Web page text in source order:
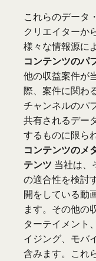
これらのデータ
クリエイターか
様々な情報源に
コンテンツのパ
他の収益案件が
際、案件に関わ
チャンネルのパ
共有されるデー
するものに限ら
コンテンツのメ
テンツ 当社は、
の適合性を検討
開をしている動
ます。その他の
ターテイメント
イジング、モバ
含みます。これ